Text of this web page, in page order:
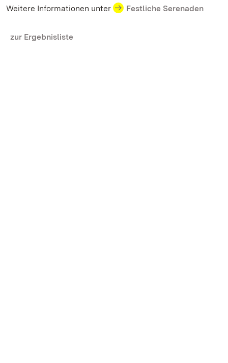
Weitere Informationen unter Festliche Serenaden
zur Ergebnisliste